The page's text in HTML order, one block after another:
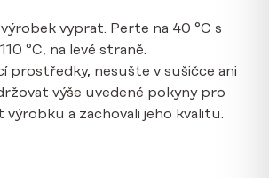
vyprat. Perte na 40 °C s
°C, na levé straně.
prostředky, nesušte v sušičce ani
výše uvedené pokyny pro
a zachovali jeho kvalitu.